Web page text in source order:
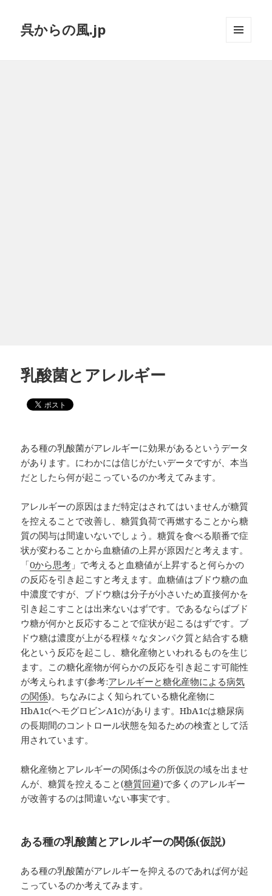
呉からの風.jp
乳酸菌とアレルギー
ある種の乳酸菌がアレルギーに効果があるというデータ
があります。にわかには信じがたいデータですが、本当
だとしたら何が起こっているのか考えてみます。
アレルギーの原因はまだ特定はされてはいませんが糖質
を控えることで改善し、糖質負荷で再燃することから糖
質の関与は間違いないでしょう。糖質を食べる順番で症
状が変わることから血糖値の上昇が原因だと考えます。
「0から思考 」で考えると血糖値が上昇すると何らかの
の反応を引き起こすと考えます。血糖値はブドウ糖の血
中濃度ですが、ブドウ糖は分子が小さいため直接何かを
引き起こすことは出来ないはずです。であるならばブド
ウ糖が何かと反応することで症状が起こるはずです。ブ
ドウ糖は濃度が上がる程様々なタンパク質と結合する糖
化という反応を起こし、糖化産物といわれるものを生じ
ます。この糖化産物が何らかの反応を引き起こす可能性
が考えられます(参考:アレルギーと糖化産物による病気
の関係)。ちなみによく知られている糖化産物に
HbA1c(ヘモグロビンA1c)があります。HbA1cは糖尿病
の長期間のコントロール状態を知るための検査として活
用されています。
糖化産物とアレルギーの関係は今の所仮説の域を出ませ
んが、糖質を控えること(糖質回避)で多くのアレルギー
が改善するのは間違いない事実です。
ある種の乳酸菌とアレルギーの関係(仮説)
ある種の乳酸菌がアレルギーを抑えるのであれば何が起
こっているのか考えてみます。